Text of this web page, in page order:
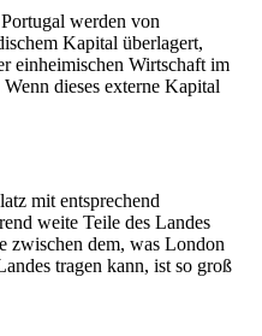
werden von
Kapital überlagert,
einheimischen Wirtschaft im
dieses externe Kapital
mit entsprechend
weite Teile des Landes
zwischen dem, was London
tragen kann, ist so groß